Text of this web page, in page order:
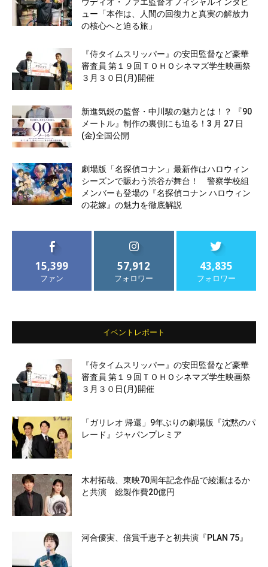
ウディオ・ファエ監督オフィシャルインタビ
ュー「本作は、人間の回復力と真実の解放力
の核心へと迫る旅」
『侍タイムスリッパー』の安田監督など豪華
審査員 第１９回ＴＯＨＯシネマズ学生映画祭
３月３０日(月)開催
新進気鋭の監督・中川駿の魅力とは！？ 『90
メートル』制作の裏側にも迫る！3 月 27 日
(金)全国公開
劇場版「名探偵コナン」最新作はハロウィン
シーズンで賑わう渋谷が舞台！ 警察学校組
メンバーも登場の『名探偵コナン ハロウィン
の花嫁』の魅力を徹底解説
15,399
ファン
57,912
フォロワー
43,835
フォロワー
イベントレポート
『侍タイムスリッパー』の安田監督など豪華
審査員 第１９回ＴＯＨＯシネマズ学生映画祭
３月３０日(月)開催
「ガリレオ 帰還」9年ぶりの劇場版『沈黙のパ
レード』ジャパンプレミア
木村拓哉、東映70周年記念作品で綾瀬はるか
と共演 総製作費20億円
河合優実、倍賞千恵子と初共演『PLAN 75』